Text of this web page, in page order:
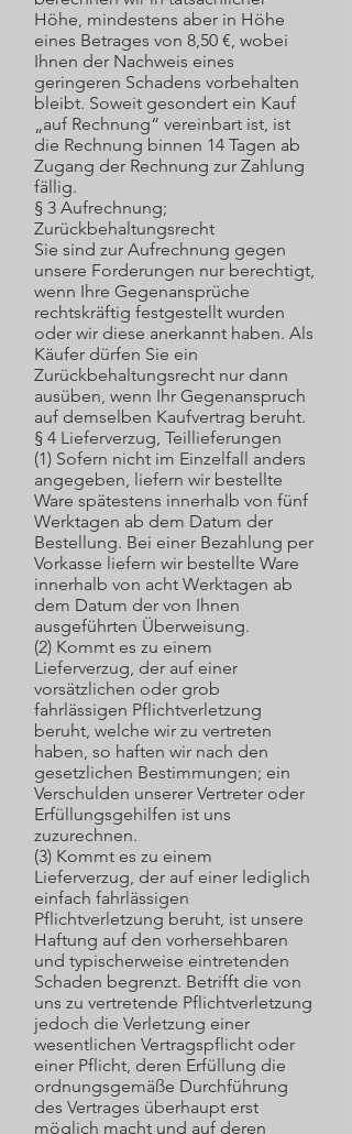
Höhe, mindestens aber in Höhe
eines Betrages von 8,50 €, wobei
Ihnen der Nachweis eines
geringeren Schadens vorbehalten
bleibt. Soweit gesondert ein Kauf
„auf Rechnung“ vereinbart ist, ist
die Rechnung binnen 14 Tagen ab
Zugang der Rechnung zur Zahlung
fällig.
§ 3 Aufrechnung;
Zurückbehaltungsrecht
Sie sind zur Aufrechnung gegen
unsere Forderungen nur berechtigt,
wenn Ihre Gegenansprüche
rechtskräftig festgestellt wurden
oder wir diese anerkannt haben. Als
Käufer dürfen Sie ein
Zurückbehaltungsrecht nur dann
ausüben, wenn Ihr Gegenanspruch
auf demselben Kaufvertrag beruht.
§ 4 Lieferverzug, Teillieferungen
(1) Sofern nicht im Einzelfall anders
angegeben, liefern wir bestellte
Ware spätestens innerhalb von fünf
Werktagen ab dem Datum der
Bestellung. Bei einer Bezahlung per
Vorkasse liefern wir bestellte Ware
innerhalb von acht Werktagen ab
dem Datum der von Ihnen
ausgeführten Überweisung.
(2) Kommt es zu einem
Lieferverzug, der auf einer
vorsätzlichen oder grob
fahrlässigen Pflichtverletzung
beruht, welche wir zu vertreten
haben, so haften wir nach den
gesetzlichen Bestimmungen; ein
Verschulden unserer Vertreter oder
Erfüllungsgehilfen ist uns
zuzurechnen.
(3) Kommt es zu einem
Lieferverzug, der auf einer lediglich
einfach fahrlässigen
Pflichtverletzung beruht, ist unsere
Haftung auf den vorhersehbaren
und typischerweise eintretenden
Schaden begrenzt. Betrifft die von
uns zu vertretende Pflichtverletzung
jedoch die Verletzung einer
wesentlichen Vertragspflicht oder
einer Pflicht, deren Erfüllung die
ordnungsgemäße Durchführung
des Vertrages überhaupt erst
möglich macht und auf deren